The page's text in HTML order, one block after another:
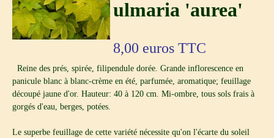
ulmaria 'aurea'
8,00 euros TTC
Reine des prés, spirée, filipendule dorée. Grande inflorescence en
panicule blanc à blanc-crème en été, parfumée, aromatique; feuillage
découpé jaune d'or. Hauteur: 40 à 120 cm. Mi-ombre, tous sols frais à
gorgés d'eau, berges, potées.
Le superbe feuillage de cette variété nécessite qu'on l'écarte du soleil